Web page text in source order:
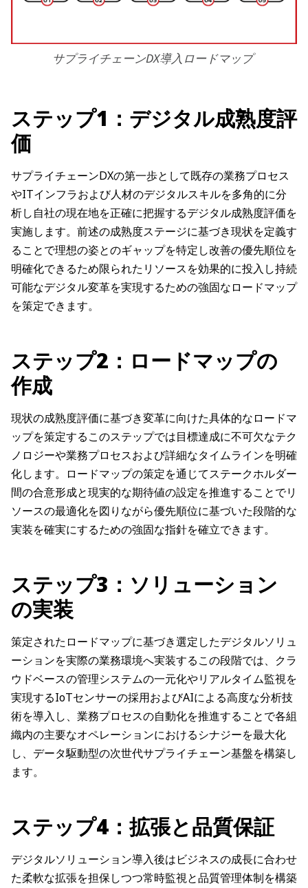
サプライチェーンDX導入ロードマップ
ステップ1：デジタル成熟度評
価
サプライチェーンDXの第一歩として既存の業務プロセス
やITインフラおよび人材のデジタルスキルを多角的に分
析し自社の現在地を正確に把握するデジタル成熟度評価を
実施します。前述の成熟度ステージに基づき現状を定義す
ることで理想の姿とのギャップを特定し改善の優先順位を
明確化できるため限られたリソースを効果的に投入し持続
可能なデジタル変革を実現するための強固なロードマップ
を策定できます。
ステップ2：ロードマップの
作成
現状の成熟度評価に基づき変革に向けた具体的なロードマ
ップを策定するこのステップでは目標達成に不可欠なテク
ノロジーや業務プロセスおよび詳細なタイムラインを明確
化します。ロードマップの策定を通じてステークホルダー
間の合意形成と現実的な期待値の設定を推進することでリ
ソースの最適化を図りながら優先順位に基づいた段階的な
実装を確実にするための強固な指針を確立できます。
ステップ3：ソリューション
の実装
策定されたロードマップに基づき選定したデジタルソリュ
ーションを実際の業務環境へ実装するこの段階では、クラ
ウドベースの管理システムの一元化やリアルタイム監視を
実現するIoTセンサーの採用およびAIによる高度な分析技
術を導入し、業務プロセスの自動化を推進することで各組
織内の主要なオペレーションにおけるシナジーを最大化
し、データ駆動型の次世代サプライチェーン基盤を構築し
ます。
ステップ4：拡張と品質保証
デジタルソリューション導入後はビジネスの成長に合わせ
た柔軟な拡張を担保しつつ常時監視と品質管理体制を構築